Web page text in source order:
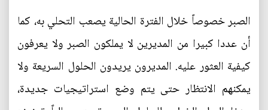
الصبر خصوصاً خلال الفترة الحالية يصعب التحلي به، كما
أن عددا كبيرا من المديرين لا يملكون الصبر ولا يعرفون
كيفية العثور عليه. المديرون يريدون الحلول السريعة ولا
يمكنهم الانتظار حتى يتم وضع استراتيجيات جديدة،